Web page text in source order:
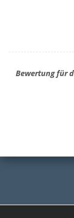
Bewertung für